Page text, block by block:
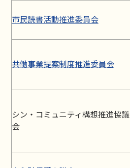
市民読書活動推進委員会
共働事業提案制度推進委員会
シン・コミュニティ構想推進協議
会